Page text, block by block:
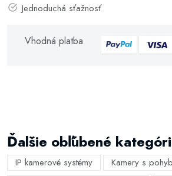
Jednoduchá sťažnosť
Vhodná platba
Ďalšie obľúbené
IP kamerové systémy
Kamery s